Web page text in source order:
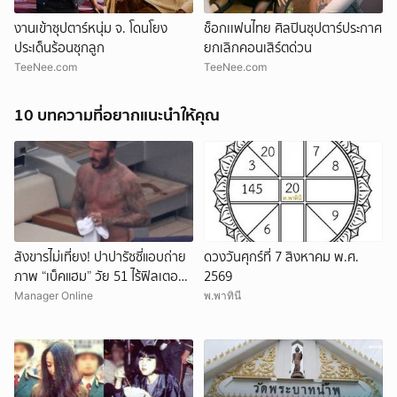
งานเข้าซุปตาร์หนุ่ม จ. โดนโยง
ประเด็นร้อนซุกลูก
TeeNee.com
ช็อกเเฟนไทย ศิลปินซุปตาร์ประกาศ
ยกเลิกคอนเสิร์ตด่วน
TeeNee.com
10 บทความที่อยากแนะนำให้คุณ
สังขารไม่เที่ยง! ปาปารัซซี่แอบถ่าย
ภาพ “เบ็คแฮม” วัย 51 ไร้ฟิลเตอร์
เผยให้เห็นผมบาง-ศีรษะล้าน
Manager Online
ดวงวันศุกร์ที่ 7 สิงหาคม พ.ศ.
2569
พ.พาทินี